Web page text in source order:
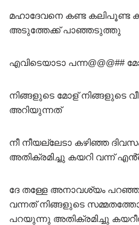
മഹാദേവനെ കണ്ട കലിപൂണ്ട
അടുത്തേക്ക് പാഞ്ഞടുത്തു
എവിടെയാടാ
നിങ്ങളുടെ മോള് നിങ്ങളുടെ
അറിയുന്നത്
നീ നീയല്ലേടാ കഴിഞ്ഞ
അതിക്രമിച്ചു കയറി വന്ന്
ദേ തള്ളേ അനാവശ്യം
വന്നത് നിങ്ങളുടെ
പറയുന്നു അതിക്രമിച്ചു